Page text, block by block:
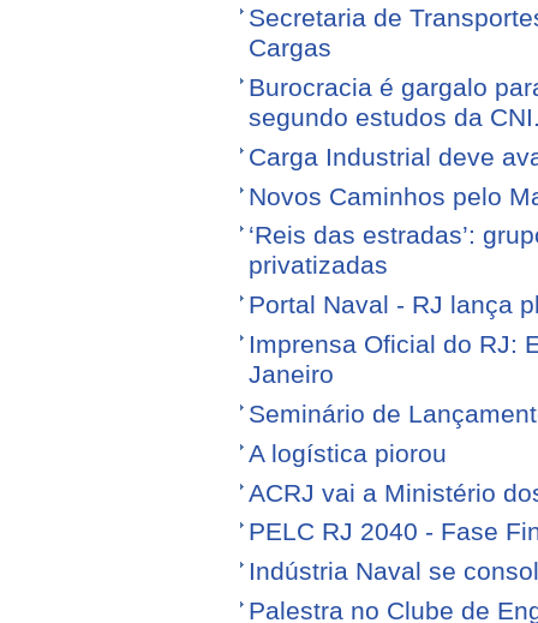
Secretaria de
Cargas
Burocracia é gargalo
segundo estudos da
Carga Industrial deve
Novos Caminhos pelo
‘Reis das estradas’:
privatizadas
Portal Naval - RJ lança
Imprensa Oficial do RJ:
Janeiro
Seminário de
A logística piorou
ACRJ vai a Ministério
PELC RJ 2040 - Fase
Indústria Naval se
Palestra no Clube de